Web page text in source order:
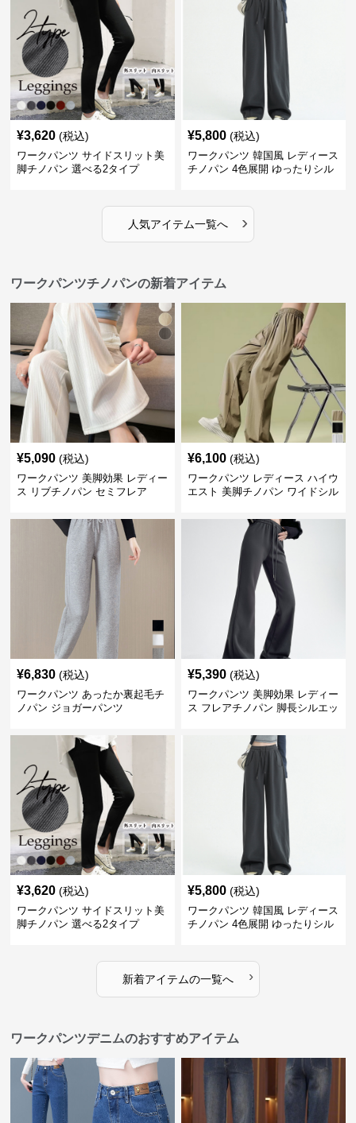
¥3,620 (税込)
ワークパンツ サイドスリット美
脚チノパン 選べる2タイプ
¥5,800 (税込)
ワークパンツ 韓国風 レディース
チノパン 4色展開 ゆったりシル
人気アイテム一覧へ ›
ワークパンツチノパンの新着アイテム
¥5,090 (税込)
ワークパンツ 美脚効果 レディー
ス リブチノパン セミフレア
¥6,100 (税込)
ワークパンツ レディース ハイウ
エスト 美脚チノパン ワイドシル
¥6,830 (税込)
ワークパンツ あったか裏起毛チ
ノパン ジョガーパンツ
¥5,390 (税込)
ワークパンツ 美脚効果 レディー
ス フレアチノパン 脚長シルエッ
¥3,620 (税込)
ワークパンツ サイドスリット美
脚チノパン 選べる2タイプ
¥5,800 (税込)
ワークパンツ 韓国風 レディース
チノパン 4色展開 ゆったりシル
新着アイテムの一覧へ ›
ワークパンツデニムのおすすめアイテム